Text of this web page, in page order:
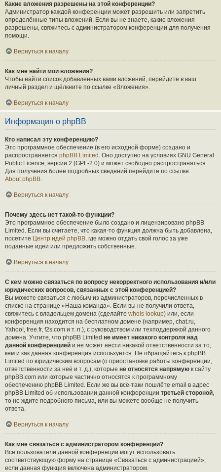
Какие вложения разрешены на этой конференции?
Администратор каждой конференции может разрешить или запретить
определённые типы вложений. Если вы не знаете, какие вложения
разрешены, свяжитесь с администратором конференции для получения
помощи.
Вернуться к началу
Как мне найти мои вложения?
Чтобы найти список добавленных вами вложений, перейдите в ваш
личный раздел и щёлкните по ссылке «Вложения».
Вернуться к началу
Информация о phpBB
Кто написал эту конференцию?
Это программное обеспечение (в его исходной форме) создано и
распространяется phpBB Limited . Оно доступно на условиях GNU General
Public Licence, версии 2 (GPL-2.0) и может свободно распространяться.
Для получения более подробных сведений перейдите по ссылке
About phpBB.
Вернуться к началу
Почему здесь нет такой-то функции?
Это программное обеспечение было создано и лицензировано phpBB
Limited. Если вы считаете, что какая-то функция должна быть добавлена,
посетите Центр идей phpBB, где можно отдать свой голос за уже
поданные идеи или предложить собственные.
Вернуться к началу
С кем можно связаться по вопросу некорректного использования и/или
юридических вопросов, связанных с этой конференцией?
Вы можете связаться с любым из администраторов, перечисленных в
списке на странице «Наша команда». Если вы не получили ответа,
свяжитесь с владельцем домена (сделайте whois lookup) или, если
конференция находится на бесплатном домене (например, chat.ru,
Yahoo!, free.fr, f2s.com и т. п.), с руководством или техподдержкой данного
домена. Учтите, что phpBB Limited не имеет никакого контроля над
данной конференцией и не может нести никакой ответственности за то,
кем и как данная конференция используется. Не обращайтесь к phpBB
Limited по юридическим вопросам (о приостановке работы конференции,
ответственности за неё и т. д.), которые не относятся напрямую к сайту
phpBB.com или которые частично относятся к программному
обеспечению phpBB Limited. Если же вы всё-таки пошлёте email в адрес
phpBB Limited об использовании данной конференции третьей стороной,
то не ждите подробного письма, или вы можете вообще не получить
ответа.
Вернуться к началу
Как мне связаться с администратором конференции?
Все пользователи данной конференции могут использовать
соответствующую форму на странице «Связаться с администрацией»,
если данная функция включена администратором.